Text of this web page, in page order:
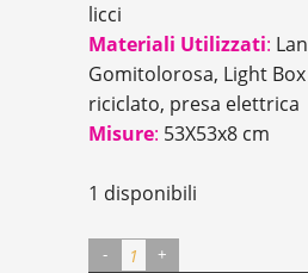
licci
Materiali Utilizzati:
Gomitolorosa, Light
riciclato, presa elettrica
Misure: 53X53x8 cm
1 disponibili
Lampada